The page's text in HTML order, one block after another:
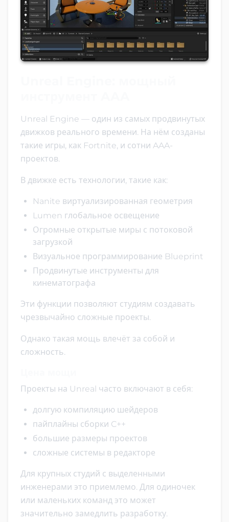
Unreal Engine — один из самых продвинутых
движков реального времени. На нём созданы
такие игры, как Fortnite, и сотни AAA-
проектов.
В движке есть технологии, такие как:
Nanite виртуализированная геометрия
Lumen глобальное освещение
Огромные открытые миры с потоковой
загрузкой
Визуальное программирование Blueprint
Продвинутые инструменты для
кинематографа
Эти функции позволяют студиям создавать
чрезвычайно сложные проекты.
Однако такая мощь влечёт за собой и
сложность.
Проекты на Unreal часто включают в себя:
долгую компиляцию шейдеров
пайплайны сборки C++
большие размеры проектов
сложные системы в редакторе
Для крупных студий с выделенными
инженерами это приемлемо. Для одиночек
или маленьких команд это может
значительно замедлить разработку.